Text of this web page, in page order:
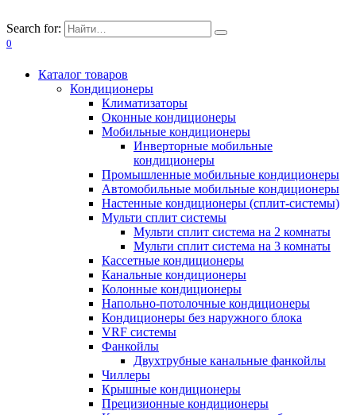
Search for:
0
Каталог товаров
Кондиционеры
Климатизаторы
Оконные кондиционеры
Мобильные кондиционеры
Инверторные мобильные
кондиционеры
Промышленные мобильные кондиционеры
Автомобильные мобильные кондиционеры
Настенные кондиционеры (сплит-системы)
Мульти сплит системы
Мульти сплит система на 2 комнаты
Мульти сплит система на 3 комнаты
Кассетные кондиционеры
Канальные кондиционеры
Колонные кондиционеры
Напольно-потолочные кондиционеры
Кондиционеры без наружного блока
VRF системы
Фанкойлы
Двухтрубные канальные фанкойлы
Чиллеры
Крышные кондиционеры
Прецизионные кондиционеры